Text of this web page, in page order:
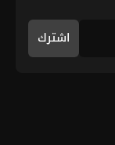
اشترك